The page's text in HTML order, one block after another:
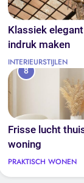
Klassiek
indruk maken
INTERIEURSTIJLEN
8
Frisse lucht
woning
PRAKTISCH WONEN